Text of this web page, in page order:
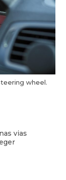
wheel.
vias